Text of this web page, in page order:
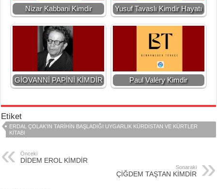
Nizar Kabbani Kimdir Yusuf Tavaslı Kimdir Hayatı
GİOVANNİ PAPİNİ KİMDİR Paul Valéry Kimdir
Etiket
ERDAL ÇOLAK’IN TARIHIN BAŞLADIĞI UYGARLIK KÜRDISTAN VE KÜRTLER
KITABI
Önceki
DİDEM EROL KİMDİR
Sonaraki
ÇİĞDEM TAŞTAN KİMDİR